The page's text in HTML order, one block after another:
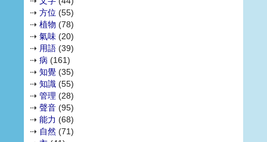
⇢ 方位 (55)
⇢ 植物 (78)
⇢ 氣味 (20)
⇢ 用語 (39)
⇢ 病 (161)
⇢ 知覺 (35)
⇢ 知識 (55)
⇢ 管理 (28)
⇢ 聲音 (95)
⇢ 能力 (68)
⇢ 自然 (71)